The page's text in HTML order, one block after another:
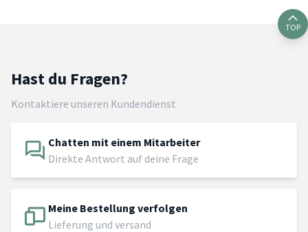
TOP
Hast du Fragen?
Kontaktiere unseren Kundendienst
Chatten mit einem Mitarbeiter
Direkte Antwort auf deine Frage
Meine Bestellung verfolgen
Lieferung und versand